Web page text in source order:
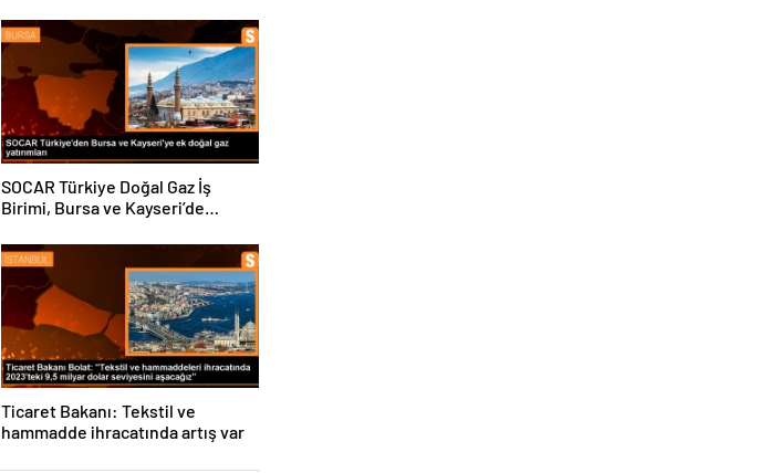
SOCAR Türkiye Doğal Gaz İş
Birimi, Bursa ve Kayseri’de
Ticaret Bakanı: Tekstil ve
hammadde ihracatında artış var